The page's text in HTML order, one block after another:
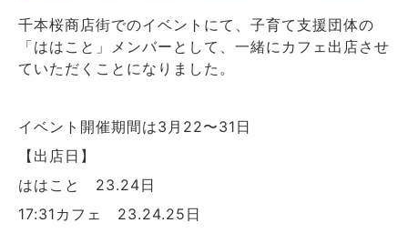
千本桜商店街でのイベントにて、子育て支援団体の
「ははこと」メンバーとして、一緒にカフェ出店させ
ていただくことになりました。
イベント開催期間は3月22〜31日
【出店日】
ははこと 23.24日
17:31カフェ 23.24.25日